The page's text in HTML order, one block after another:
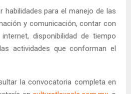
habilidades para el manejo de las
y comunicación, contar con
disponibilidad de tiempo
actividades que conforman el
la convocatoria completa en